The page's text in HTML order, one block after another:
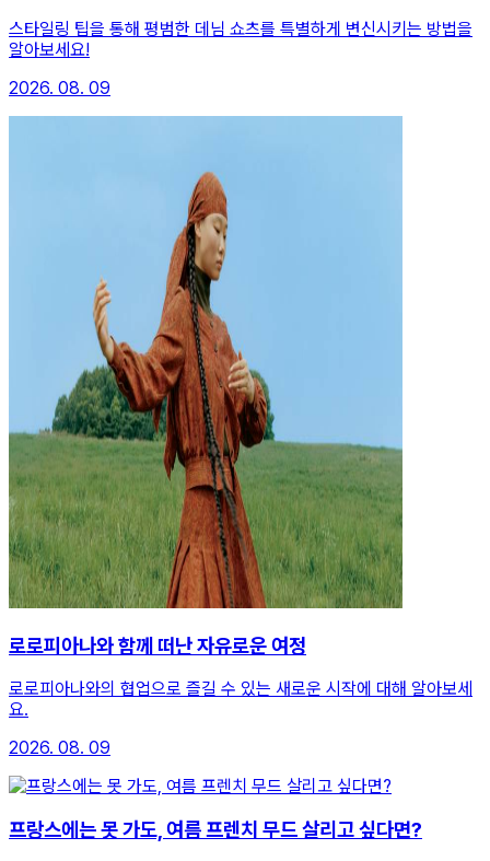
스타일링 팁을 통해 평범한 데님 쇼츠를 특별하게 변신시키는 방법을
알아보세요!
2026. 08. 09
로로피아나와 함께 떠난 자유로운 여정
로로피아나와의 협업으로 즐길 수 있는 새로운 시작에 대해 알아보세
요.
2026. 08. 09
프랑스에는 못 가도, 여름 프렌치 무드 살리고 싶다면?